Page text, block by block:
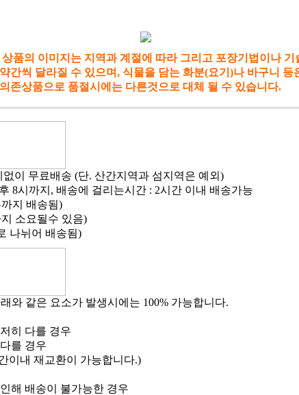
품의 이미지는 지역과 계절에 따라 그리고 포장기법이나 기
간씩 달라질 수 있으며, 식물을 담는 화분(요기)나 바구니 등
존상품으로 품절시에는 다른것으로 대체 될 수 있습니다.
이 무료배송 (단. 산간지역과 섬지역은 예외)
8시까지, 배송에 걸리는시간 : 2시간 이내 배송가능
지 배송됨)
소요될수 있음)
나뉘어 배송됨)
와 같은 요소가 발생시에는 100% 가능합니다.
히 다를 경우
를 경우
이내 재교환이 가능합니다.)
해 배송이 불가능한 경우